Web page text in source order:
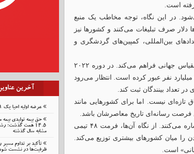
است.
در این نگاه، توجه مخاطب یک منبع
صرف تبلیغات می‌کنند و کشورها نیز
بین‌المللی، کمپین‌های گردشگری و
جام جهانی یکی از معدود رویدادهایی است که این فرصت را در مقیاس جهانی فراهم می‌کند. در دوره ۲۰۲۲
فیفا اعلام کرد مجموع مخاطبان تلویزیونی مسابقات از مرز ۵ میلیارد نفر عبور کرده است. انتظار می‌رود
تازه‌ای نیست. اما برای کشورهایی مانند
فرصت رسانه‌ای تاریخ معاصرشان باشد.
طرفداران افزایش تعداد تیم‌های جام جهانی دقیقاً به همین نکته اشاره می‌کنند. از نگاه آن‌ها، فرمت ۴۸ تیمی
را میان کشورهای بیشتری توزیع می‌کند.
است.
آخرین
عرضه اولیه احیا یک ۱۹ مرداد در فرابورس
حق بیمه تولیدی
مشابه سال گذشته
تأکید بر تداوم
ظرفیت‌ها در نشست